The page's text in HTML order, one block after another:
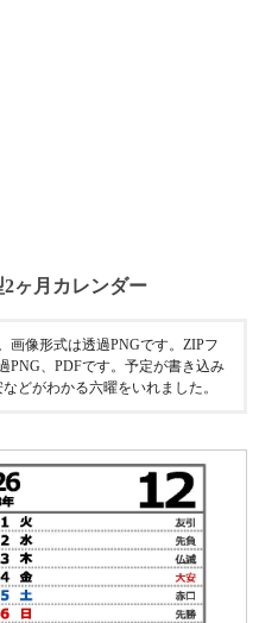
ヶ月カレンダー
像形式は透過PNGです。ZIPフ
PNG、PDFです。予定が書き込み
どがわかる六曜をいれました。